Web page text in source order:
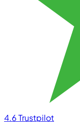
4.6Trustpilot